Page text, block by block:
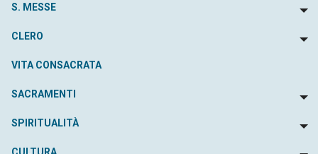
S. MESSE
CLERO
VITA CONSACRATA
SACRAMENTI
SPIRITUALITÀ
CULTURA